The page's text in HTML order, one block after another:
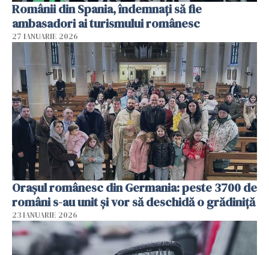
Românii din Spania, îndemnați să fie
ambasadori ai turismului românesc
27 IANUARIE 2026
Orașul românesc din Germania: peste 3700 de
români s-au unit și vor să deschidă o grădiniță
23 IANUARIE 2026